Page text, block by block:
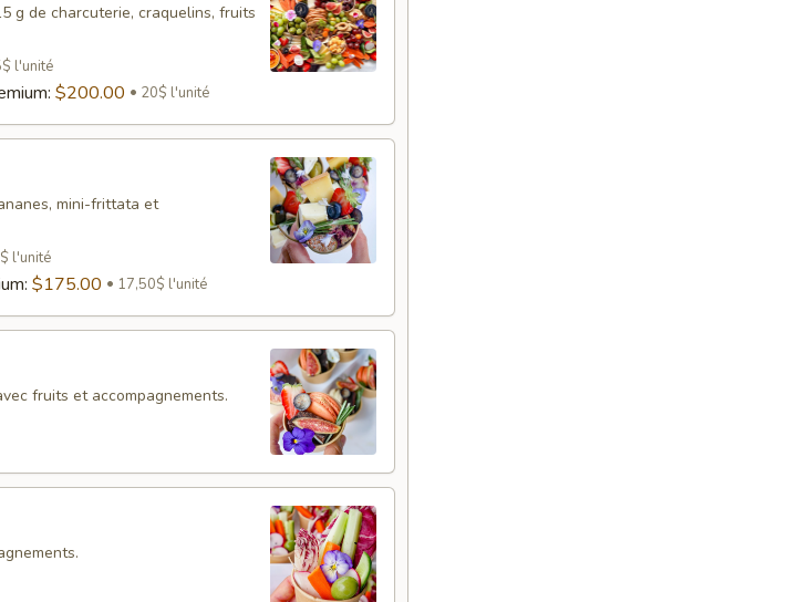
g de charcuterie, craquelins, fruits
l'unité
$200.00 20$ l'unité
mini-frittata et
l'unité
$175.00 17,50$ l'unité
fruits et accompagnements.